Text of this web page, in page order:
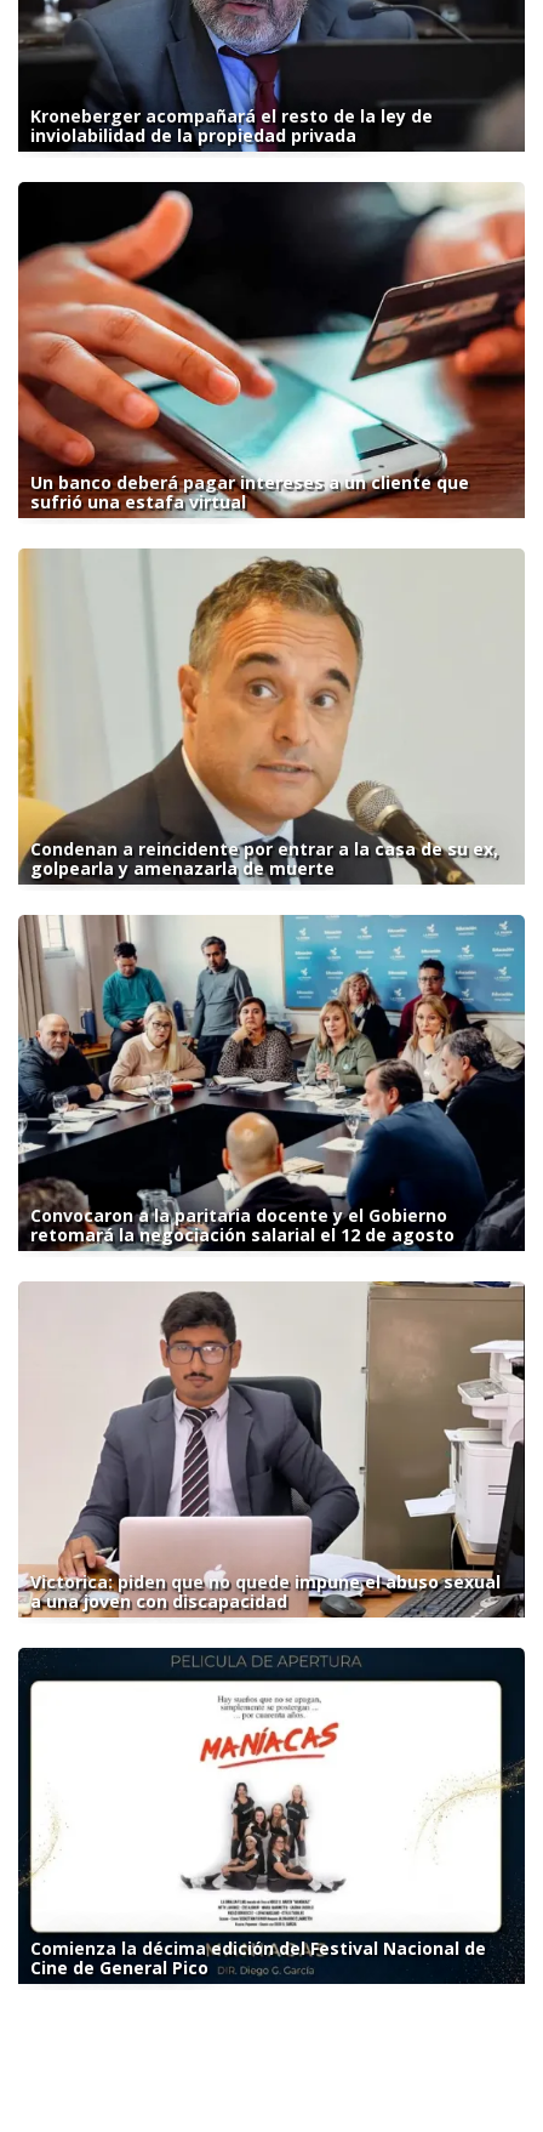
Kroneberger acompañará el resto de la ley de
inviolabilidad de la propiedad privada
Un banco deberá pagar intereses a un cliente que
sufrió una estafa virtual
Condenan a reincidente por entrar a la casa de su ex,
golpearla y amenazarla de muerte
Convocaron a la paritaria docente y el Gobierno
retomará la negociación salarial el 12 de agosto
Victorica: piden que no quede impune el abuso sexual
a una joven con discapacidad
Comienza la décima edición del Festival Nacional de
Cine de General Pico